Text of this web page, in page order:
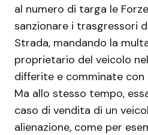
al numero di targa le
sanzionare i trasgressori
Strada, mandando la
proprietario del veicolo
differite e comminate con
Ma allo stesso tempo,
caso di vendita di un
alienazione, come per